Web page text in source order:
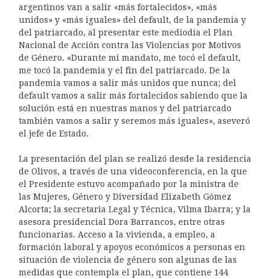
argentinos van a salir «más fortalecidos», «más
unidos» y «más iguales» del default, de la pandemia y
del patriarcado, al presentar este mediodía el Plan
Nacional de Acción contra las Violencias por Motivos
de Género. «Durante mi mandato, me tocó el default,
me tocó la pandemia y el fin del patriarcado. De la
pandemia vamos a salir más unidos que nunca; del
default vamos a salir más fortalecidos sabiendo que la
solución está en nuestras manos y del patriarcado
también vamos a salir y seremos más iguales», aseveró
el jefe de Estado.
La presentación del plan se realizó desde la residencia
de Olivos, a través de una videoconferencia, en la que
el Presidente estuvo acompañado por la ministra de
las Mujeres, Género y Diversidad Elizabeth Gómez
Alcorta; la secretaria Legal y Técnica, Vilma Ibarra; y la
asesora presidencial Dora Barrancos, entre otras
funcionarias. Acceso a la vivienda, a empleo, a
formación laboral y apoyos económicos a personas en
situación de violencia de género son algunas de las
medidas que contempla el plan, que contiene 144